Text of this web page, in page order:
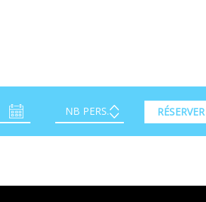
RÉSERVER